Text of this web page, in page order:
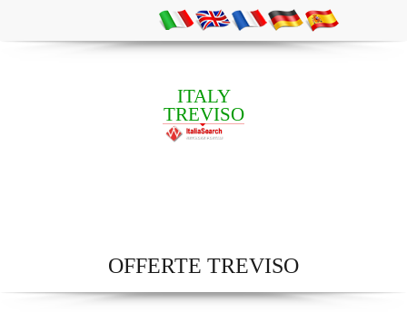
ITALY
TREVISO
OFFERTE TREVISO